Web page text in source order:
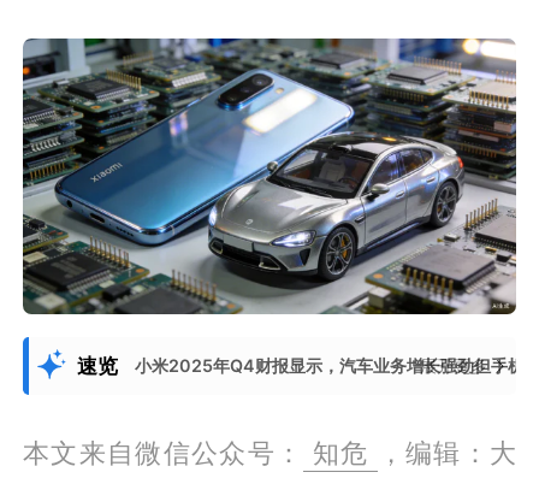
速览 小米2025年Q4财报显示，汽车业务增长强劲但手机
展开更多
本文来自微信公众号： 知危
，编辑：大